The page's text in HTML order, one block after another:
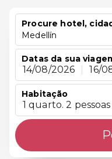
Procure hotel,
Medellín
Datas da sua
14/08/2026 16/
Habitação
1 quarto. 2 pessoas